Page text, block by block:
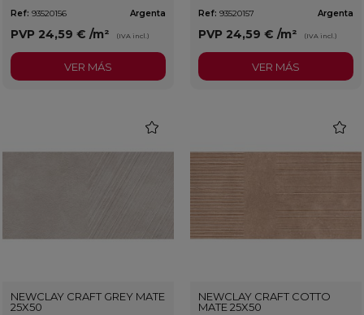
Ref: 93520156 Argenta
PVP 24,59 € /m² (IVA incl.)
VER MÁS
Ref: 93520157 Argenta
PVP 24,59 € /m² (IVA incl.)
VER MÁS
NEWCLAY CRAFT GREY MATE
25X50
NEWCLAY CRAFT COTTO
MATE 25X50